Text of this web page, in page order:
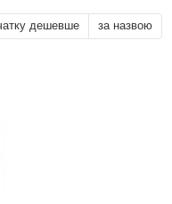
дешевше за назвою